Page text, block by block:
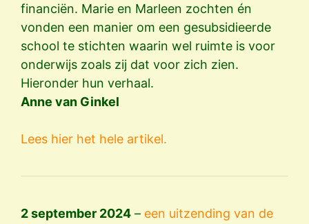
financiën. Marie en Marleen zochten én
vonden een manier om een gesubsidieerde
school te stichten waarin wel ruimte is voor
onderwijs zoals zij dat voor zich zien.
Hieronder hun verhaal.
Anne van Ginkel
Lees hier het hele artikel.
2 september 2024 – een uitzending van de